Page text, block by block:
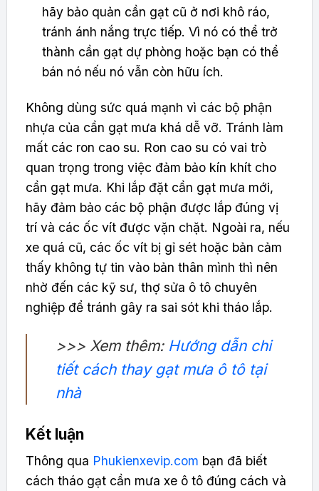
hãy bảo quản cần gạt cũ ở nơi khô ráo,
tránh ánh nắng trực tiếp. Vì nó có thể trở
thành cần gạt dự phòng hoặc bạn có thể
bán nó nếu nó vẫn còn hữu ích.
Không dùng sức quá mạnh vì các bộ phận
nhựa của cần gạt mưa khá dễ vỡ. Tránh làm
mất các ron cao su. Ron cao su có vai trò
quan trọng trong việc đảm bảo kín khít cho
cần gạt mưa. Khi lắp đặt cần gạt mưa mới,
hãy đảm bảo các bộ phận được lắp đúng vị
trí và các ốc vít được vặn chặt. Ngoài ra, nếu
xe quá cũ, các ốc vít bị gỉ sét hoặc bản cảm
thấy không tự tin vào bản thân mình thì nên
nhờ đến các kỹ sư, thợ sửa ô tô chuyên
nghiệp để tránh gây ra sai sót khi tháo lắp.
>>> Xem thêm: Hướng dẫn chi
tiết cách thay gạt mưa ô tô tại
nhà
Kết luận
Thông qua Phukienxevip.com bạn đã biết
cách tháo gạt cần mưa xe ô tô đúng cách và